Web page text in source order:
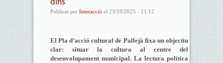
dins
Publicat per Interacció el 23/10/2025 - 11:12
El Pla d’acció cultural de Pallejà fixa un objectiu
clar: situar la cultura al centre del
desenvolupament municipal. La lectura política